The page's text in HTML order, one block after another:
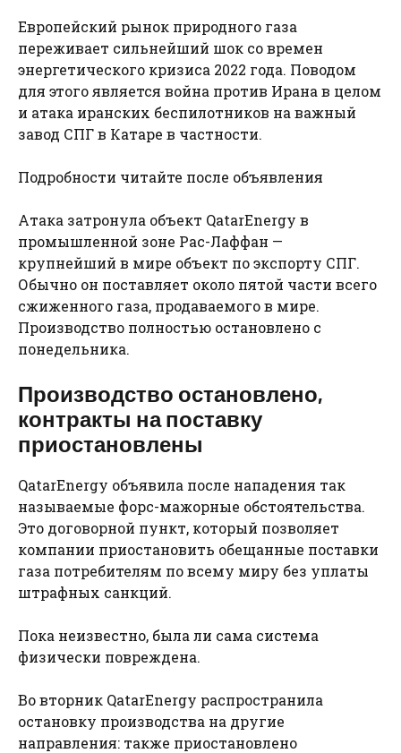
Европейский рынок природного газа
переживает сильнейший шок со времен
энергетического кризиса 2022 года. Поводом
для этого является война против Ирана в целом
и атака иранских беспилотников на важный
завод СПГ в Катаре в частности.
Подробности читайте после объявления
Атака затронула объект QatarEnergy в
промышленной зоне Рас-Лаффан —
крупнейший в мире объект по экспорту СПГ.
Обычно он поставляет около пятой части всего
сжиженного газа, продаваемого в мире.
Производство полностью остановлено с
понедельника.
Производство остановлено,
контракты на поставку
приостановлены
QatarEnergy объявила после нападения так
называемые форс-мажорные обстоятельства.
Это договорной пункт, который позволяет
компании приостановить обещанные поставки
газа потребителям по всему миру без уплаты
штрафных санкций.
Пока неизвестно, была ли сама система
физически повреждена.
Во вторник QatarEnergy распространила
остановку производства на другие
направления: также приостановлено